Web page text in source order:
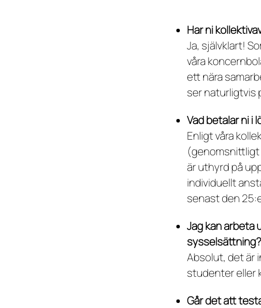
Har ni
Ja, självklart!
våra
ett nära
ser naturligtvis
Vad betalar ni i
Enligt våra
(genomsnittligt
är uthyrd på
individuellt
senast den
Jag kan arbeta
sysselsättning?
Absolut, det är
studenter eller
Går det att